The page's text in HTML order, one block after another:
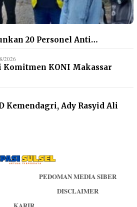
20 Personel Anti…
2026
Komitmen KONI Makassar
Kemendagri, Ady Rasyid Ali
PEDOMAN MEDIA SIBER
DISCLAIMER
KARIR